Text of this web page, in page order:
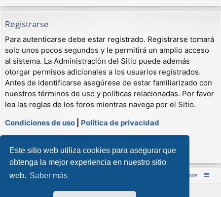
Este sitio web utiliza cookies para asegurar que
obtenga la mejor experiencia en nuestro sitio
web. Saber más
Registrarse
Para autenticarse debe estar registrado. Registrarse tomará
solo unos pocos segundos y le permitirá un amplio acceso
al sistema. La Administración del Sitio puede además
otorgar permisos adicionales a los usuarios registrados.
Antes de identificarse asegúrese de estar familiarizado con
nuestros términos de uso y políticas relacionadas. Por favor
lea las reglas de los foros mientras navega por el Sitio.
Condiciones de uso
Política de privacidad
Registrarse
Inicio (Web) Foro Punta de Lanza Wargames Contáctenos
Desarrollado porphpBB® Forum Software © phpBB Limited